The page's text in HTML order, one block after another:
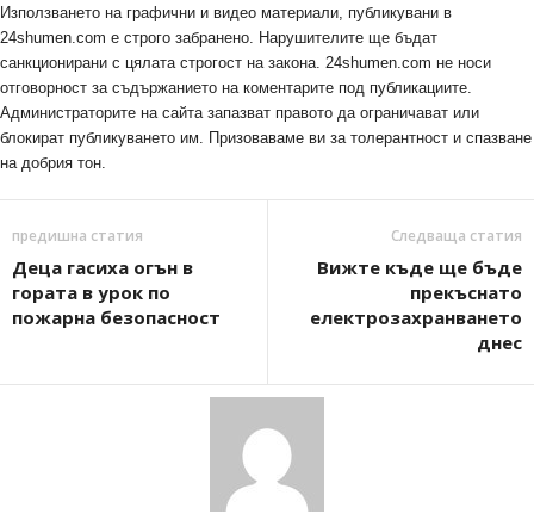
Използването на графични и видео материали, публикувани в
24shumen.com е строго забранено. Нарушителите ще бъдат
санкционирани с цялата строгост на закона. 24shumen.com не носи
отговорност за съдържанието на коментарите под публикациите.
Администраторите на сайта запазват правото да ограничават или
блокират публикуването им. Призоваваме ви за толерантност и спазване
на добрия тон.
предишна статия
Деца гасиха огън в
гората в урок по
пожарна безопасност
Следваща статия
Вижте къде ще бъде
прекъснато
електрозахранването
днес